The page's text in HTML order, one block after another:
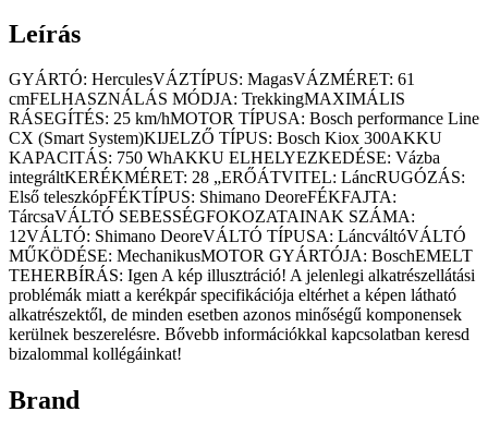
Leírás
GYÁRTÓ: HerculesVÁZTÍPUS: MagasVÁZMÉRET: 61
cmFELHASZNÁLÁS MÓDJA: TrekkingMAXIMÁLIS
RÁSEGÍTÉS: 25 km/hMOTOR TÍPUSA: Bosch performance Line
CX (Smart System)KIJELZŐ TÍPUS: Bosch Kiox 300AKKU
KAPACITÁS: 750 WhAKKU ELHELYEZKEDÉSE: Vázba
integráltKERÉKMÉRET: 28 „ERŐÁTVITEL: LáncRUGÓZÁS:
Első teleszkópFÉKTÍPUS: Shimano DeoreFÉKFAJTA:
TárcsaVÁLTÓ SEBESSÉGFOKOZATAINAK SZÁMA:
12VÁLTÓ: Shimano DeoreVÁLTÓ TÍPUSA: LáncváltóVÁLTÓ
MŰKÖDÉSE: MechanikusMOTOR GYÁRTÓJA: BoschEMELT
TEHERBÍRÁS: Igen A kép illusztráció! A jelenlegi alkatrészellátási
problémák miatt a kerékpár specifikációja eltérhet a képen látható
alkatrészektől, de minden esetben azonos minőségű komponensek
kerülnek beszerelésre. Bővebb információkkal kapcsolatban keresd
bizalommal kollégáinkat!
Brand